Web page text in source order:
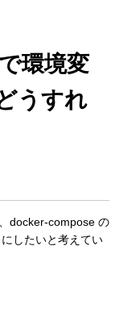
環境変
うすれ
docker-compose の
したいと考えてい